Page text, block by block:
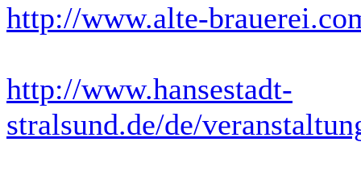
http://www.alte-
http://www.hansestadt-
stralsund.de/de/